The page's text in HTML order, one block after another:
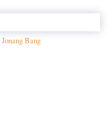
Jonang Bang